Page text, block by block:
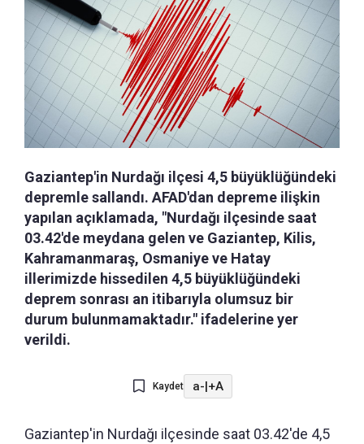
Gaziantep'in Nurdağı ilçesi 4,5 büyüklüğündeki
depremle sallandı. AFAD'dan depreme ilişkin
yapılan açıklamada, "Nurdağı ilçesinde saat
03.42'de meydana gelen ve Gaziantep, Kilis,
Kahramanmaraş, Osmaniye ve Hatay
illerimizde hissedilen 4,5 büyüklüğündeki
deprem sonrası an itibarıyla olumsuz bir
durum bulunmamaktadır." ifadelerine yer
verildi.
Kaydet a-|+A
Gaziantep'in Nurdağı ilçesinde saat 03.42'de 4,5